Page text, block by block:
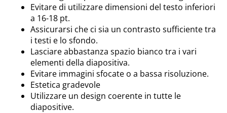
Evitare di utilizzare dimensioni del testo inferiori
a 16-18 pt.
Assicurarsi che ci sia un contrasto sufficiente tra
i testi e lo sfondo.
Lasciare abbastanza spazio bianco tra i vari
elementi della diapositiva.
Evitare immagini sfocate o a bassa risoluzione.
Estetica gradevole
Utilizzare un design coerente in tutte le
diapositive.